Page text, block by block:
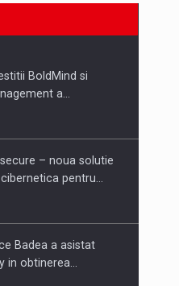
BUILT TO
CORPORATE
BoldMind si
a…
– noua solutie
pentru…
Badea a asistat
in obtinerea…